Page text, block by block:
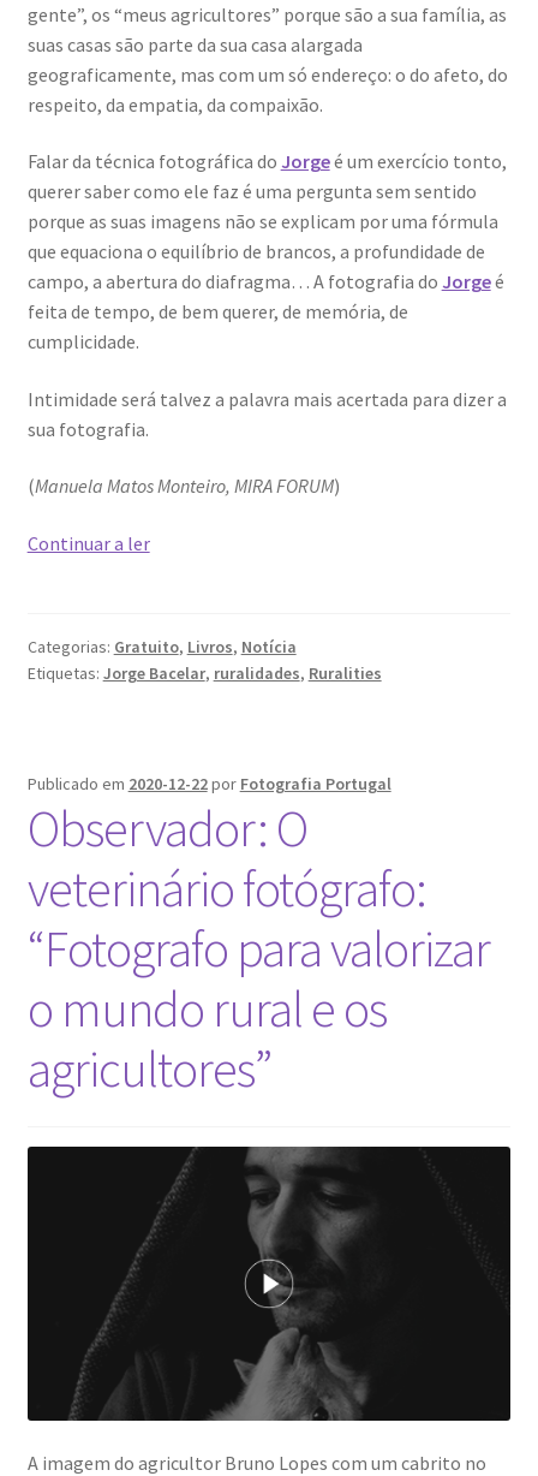
Página
Quem somos
Contactos
Política de Privacidade e Transparência (RGPD)
Regras
gente”, os “meus agricultores” porque são a sua família, as
suas casas são parte da sua casa alargada
geograficamente, mas com um só endereço: o do afeto, do
respeito, da empatia, da compaixão.
Falar da técnica fotográfica do Jorgeé um exercício tonto,
querer saber como ele faz é uma pergunta sem sentido
porque as suas imagens não se explicam por uma fórmula
que equaciona o equilíbrio de brancos, a profundidade de
campo, a abertura do diafragma… A fotografia do Jorgeé
feita de tempo, de bem querer, de memória, de
cumplicidade.
Intimidade será talvez a palavra mais acertada para dizer a
sua fotografia.
(Manuela Matos Monteiro, MIRA FORUM)
Continuar a lerConversas
fotográfico:
Jorge
Bacelar”
Categorias: Gratuito, Livros, Notícia
Etiquetas: Jorge Bacelar, ruralidades, Ruralities
Publicado em 2020-12-22por Fotografia Portugal
Observador: O
veterinário fotógrafo:
“Fotografo para valorizar
o mundo rural e os
agricultores”
A imagem do agricultor Bruno Lopes com um cabrito no